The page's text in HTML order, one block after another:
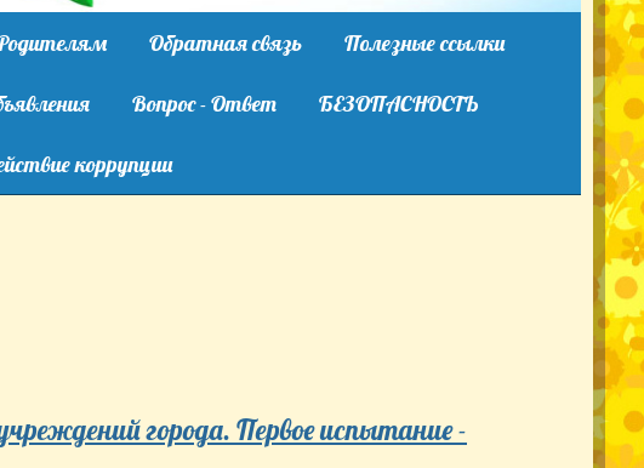
Обратная связь Полезные ссылки
Вопрос - Ответ БЕЗОПАСНОСТЬ
коррупции
города. Первое испытание -